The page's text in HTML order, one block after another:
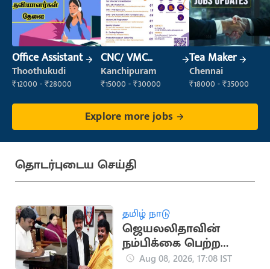
Office Assistant
Thoothukudi
₹12000 - ₹28000
CNC/ VMC
Operator
Kanchipuram
₹15000 - ₹30000
Tea Maker
Chennai
₹18000 - ₹35000
Explore more jobs
தொடர்புடைய செய்தி
தமிழ் நாடு
ஜெயலலிதாவின்
நம்பிக்கை பெற்ற
சி.விஜயபாஸ்கர்..
Aug 08, 2026, 17:08 IST